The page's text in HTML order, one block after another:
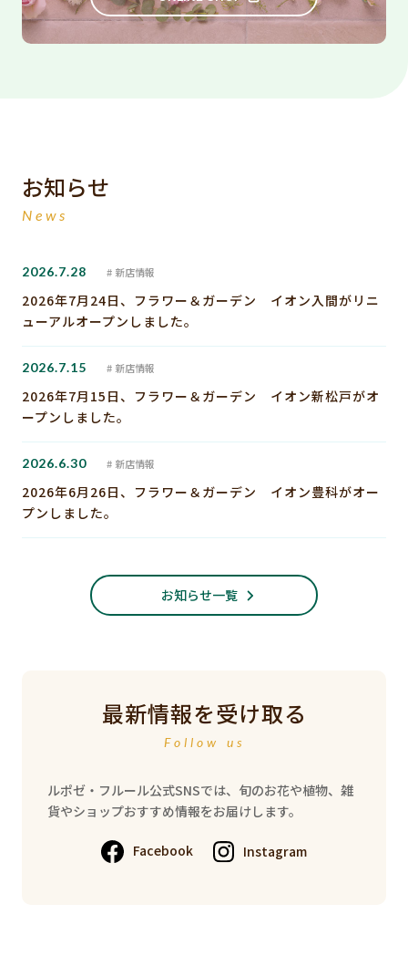
お知らせ
News
2026.7.28 新店情報
2026年7月24日、フラワー＆ガーデン イオン入間がリニ
ューアルオープンしました。
2026.7.15 新店情報
2026年7月15日、フラワー＆ガーデン イオン新松戸がオ
ープンしました。
2026.6.30 新店情報
2026年6月26日、フラワー＆ガーデン イオン豊科がオー
プンしました。
お知らせ一覧
最新情報を受け取る
Follow us
ルポゼ・フルール公式SNSでは、旬のお花や植物、雑
貨やショップおすすめ情報をお届けします。
Facebook Instagram